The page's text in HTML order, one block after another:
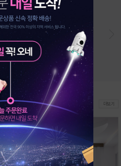
신상품 더보기